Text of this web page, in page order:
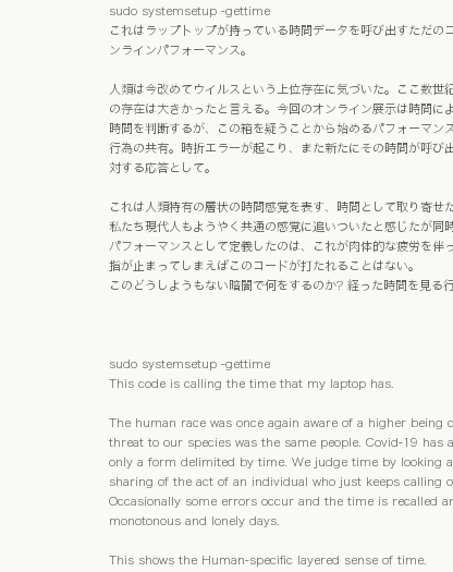
sudo systemsetup -gettime
これはラップトップが持っている時間データを呼び出すただ
ンラインパフォーマンス。
人類は今改めてウイルスという上位存在に気づいた。ここ数
の存在は大きかったと言える。今回のオンライン展示は時間
時間を判断するが、この箱を疑うことから始めるパフォーマ
行為の共有。時折エラーが起こり、また新たにその時間が呼
対する応答として。
これは人類特有の層状の時間感覚を表す、時間として取り寄
私たち現代人もようやく共通の感覚に追いついたと感じたが
パフォーマンスとして定義したのは、これが肉体的な疲労を
指が止まってしまえばこのコードが打たれることはない。
このどうしようもない暗闇で何をするのか? 経った時間を見る
sudo systemsetup -gettime
This code is calling the time that my laptop has.
The human race was once again aware of a higher
threat to our species was the same people. Covid-19
only a form delimited by time. We judge time by looking
sharing of the act of an individual who just keeps
Occasionally some errors occur and the time is recalled
monotonous and lonely days.
This shows the Human-specific layered sense of time.